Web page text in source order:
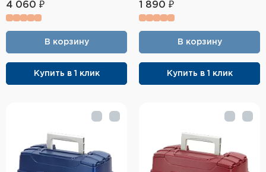
4 060 ₽
В корзину
Купить в 1 клик
1 890 ₽
В корзину
Купить в 1 клик